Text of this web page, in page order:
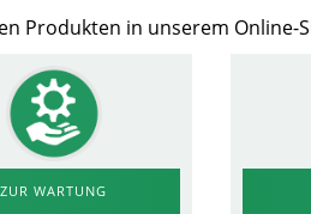
Produkten in unserem
ZUR WARTUNG